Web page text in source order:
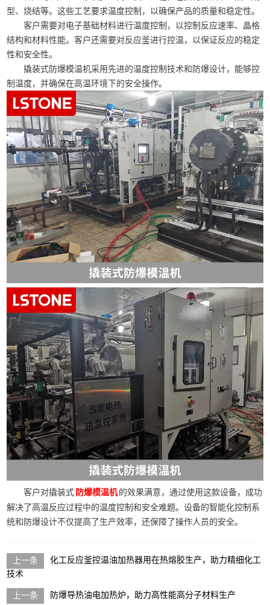
型、烧结等。这些工艺要求温度控制，以确保产品的质量和稳定性。
客户需要对电子基础材料进行温度控制，以控制反应速率、晶格
结构和材料性能。客户还需要对反应釜进行控温，以保证反应的稳定
性和安全性。
撬装式防爆模温机采用先进的温度控制技术和防爆设计，能够控
制温度，并确保在高温环境下的安全操作。
客户对撬装式 防爆模温机的效果满意，通过使用这款设备，成功
解决了高温反应过程中的温度控制和安全难题。设备的智能化控制系
统和防爆设计不仅提高了生产效率，还保障了操作人员的安全。
化工反应釜控温油加热器用在热熔胶生产，助力精细化工
技术
防爆导热油电加热炉，助力高性能高分子材料生产